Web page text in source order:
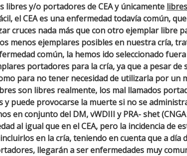
libres y/o portadores de CEA y únicamente libres
el CEA es una enfermedad todavía común,
cruces nada más que con otro ejemplar libre
menos ejemplares posibles en nuestra cría,
común, la hemos ido seleccionado
portadores para la cría, ya que a pesar de
para no tener necesidad de utilizarla por un
son libres realmente, los mal llamados
puede provocarse la muerte si no se
en conjunto del DM, vWDIII y PRA- shet
al igual que en el CEA, pero la incidencia de
en la cría, teniendo en cuenta que a día
llegarán a ser enfermedades muy